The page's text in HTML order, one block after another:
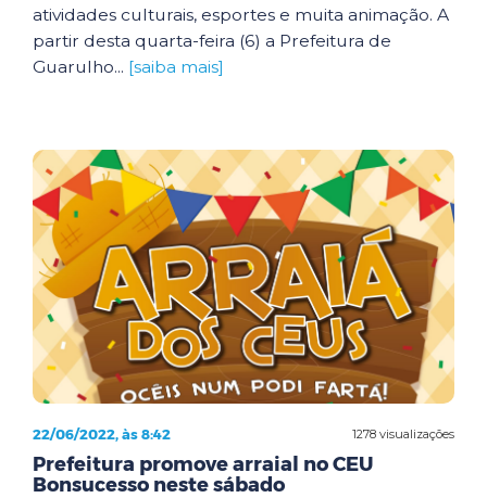
atividades culturais, esportes e muita animação. A
partir desta quarta-feira (6) a Prefeitura de
Guarulho... [saiba mais]
1278 visualizações
22/06/2022, às 8:42
Prefeitura promove arraial no CEU
Bonsucesso neste sábado